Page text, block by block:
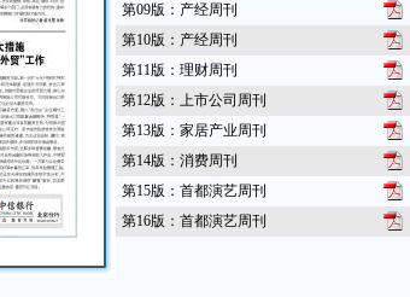
第09版：产经周刊
第10版：产经周刊
第11版：理财周刊
第12版：上市公司周刊
第13版：家居产业周刊
第14版：消费周刊
第15版：首都演艺周刊
第16版：首都演艺周刊